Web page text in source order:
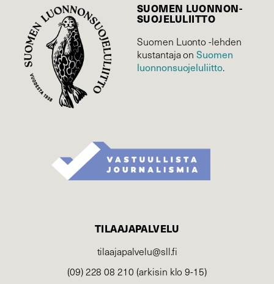
SUOMEN LUONNON­
SUOJELU­LIITTO
Suomen Luonto -lehden
kustantaja onSuomen
luonnonsuojelu­liitto.
TILAAJAPALVELU
tilaajapalvelu@sll.fi
(09) 228 08 210 (arkisin klo 9-15)